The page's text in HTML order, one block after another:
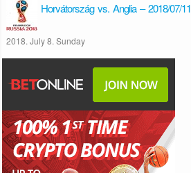
Horvátország vs. Anglia – 2018/07/11
2018. July 8. Sunday